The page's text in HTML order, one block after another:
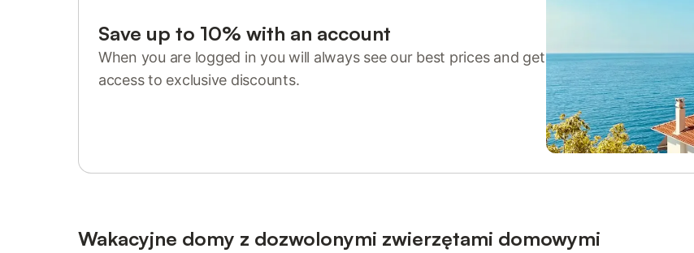
Save up to 10% with an account
When you are logged in you will always see our best prices and get
access to exclusive discounts.
Wakacyjne domy z dozwolonymi zwierzętami domowymi